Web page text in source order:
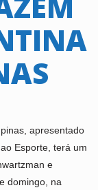
apresentado
Esporte, terá um
e
domingo, na